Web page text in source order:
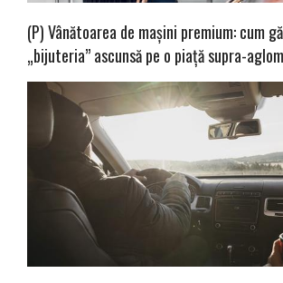
(P) Vânătoarea de mașini premium: cum
„bijuteria” ascunsă pe o piață supra-